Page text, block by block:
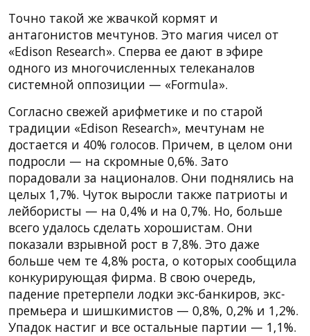
Точно такой же жвачкой кормят и
антагонистов мечтунов. Это магия чисел от
«Edison Research». Сперва ее дают в эфире
одного из многочисленных телеканалов
системной оппозиции — «Formula».
Согласно свежей арифметике и по старой
традиции «Edison Research», мечтунам не
достается и 40% голосов. Причем, в целом они
подросли — на скромные 0,6%. Зато
порадовали за националов. Они поднялись на
целых 1,7%. Чуток выросли также патриоты и
лейбористы — на 0,4% и на 0,7%. Но, больше
всего удалось сделать хорошистам. Они
показали взрывной рост в 7,8%. Это даже
больше чем те 4,8% роста, о которых сообщила
конкурирующая фирма. В свою очередь,
падение претерпели лодки экс-банкиров, экс-
премьера и шишкимистов — 0,8%, 0,2% и 1,2%.
Упадок настиг и все остальные партии — 1,1%.